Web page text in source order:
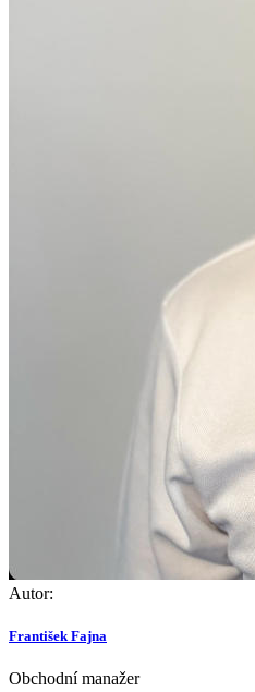
Autor:
František Fajna
Obchodní manažer